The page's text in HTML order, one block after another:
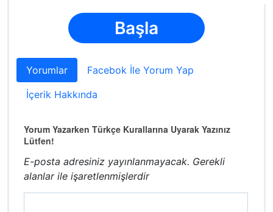
Başla
Yorumlar
Facebok İle Yorum Yap
İçerik Hakkında
Yorum Yazarken Türkçe Kurallarına Uyarak Yazınız
Lütfen!
E-posta adresiniz yayınlanmayacak. Gerekli
alanlar ile işaretlenmişlerdir